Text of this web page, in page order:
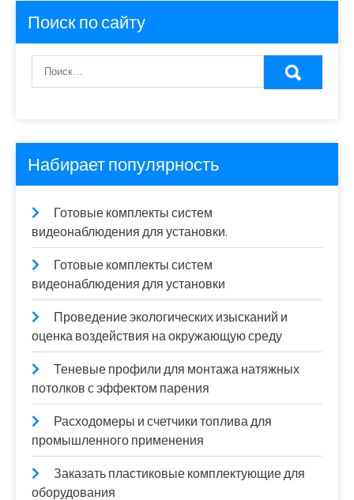
Поиск по сайту
Набирает популярность
Готовые комплекты систем
видеонаблюдения для установки.
Готовые комплекты систем
видеонаблюдения для установки
Проведение экологических изысканий и
оценка воздействия на окружающую среду
Теневые профили для монтажа натяжных
потолков с эффектом парения
Расходомеры и счетчики топлива для
промышленного применения
Заказать пластиковые комплектующие для
оборудования